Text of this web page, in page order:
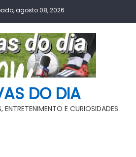
agosto 08, 2026
DO DIA
ENTRETENIMENTO E CURIOSIDADES